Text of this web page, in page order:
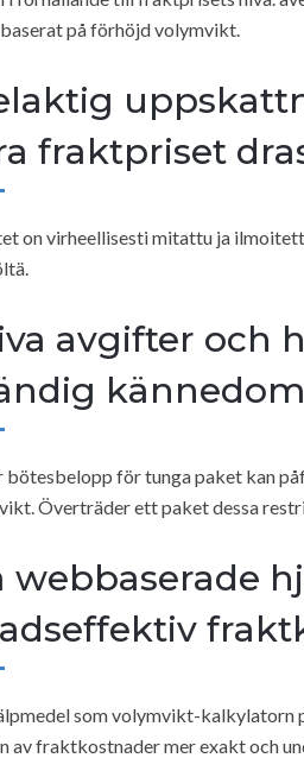
på förhöjd volymvikt.
fraktpriset
on virheellisesti mitattu ja
avgifter och
bötesbelopp för tunga paket kan
Överträder ett paket dessa
webbaserade
som volymvikt-kalkylatorn
av fraktkostnader mer exakt och